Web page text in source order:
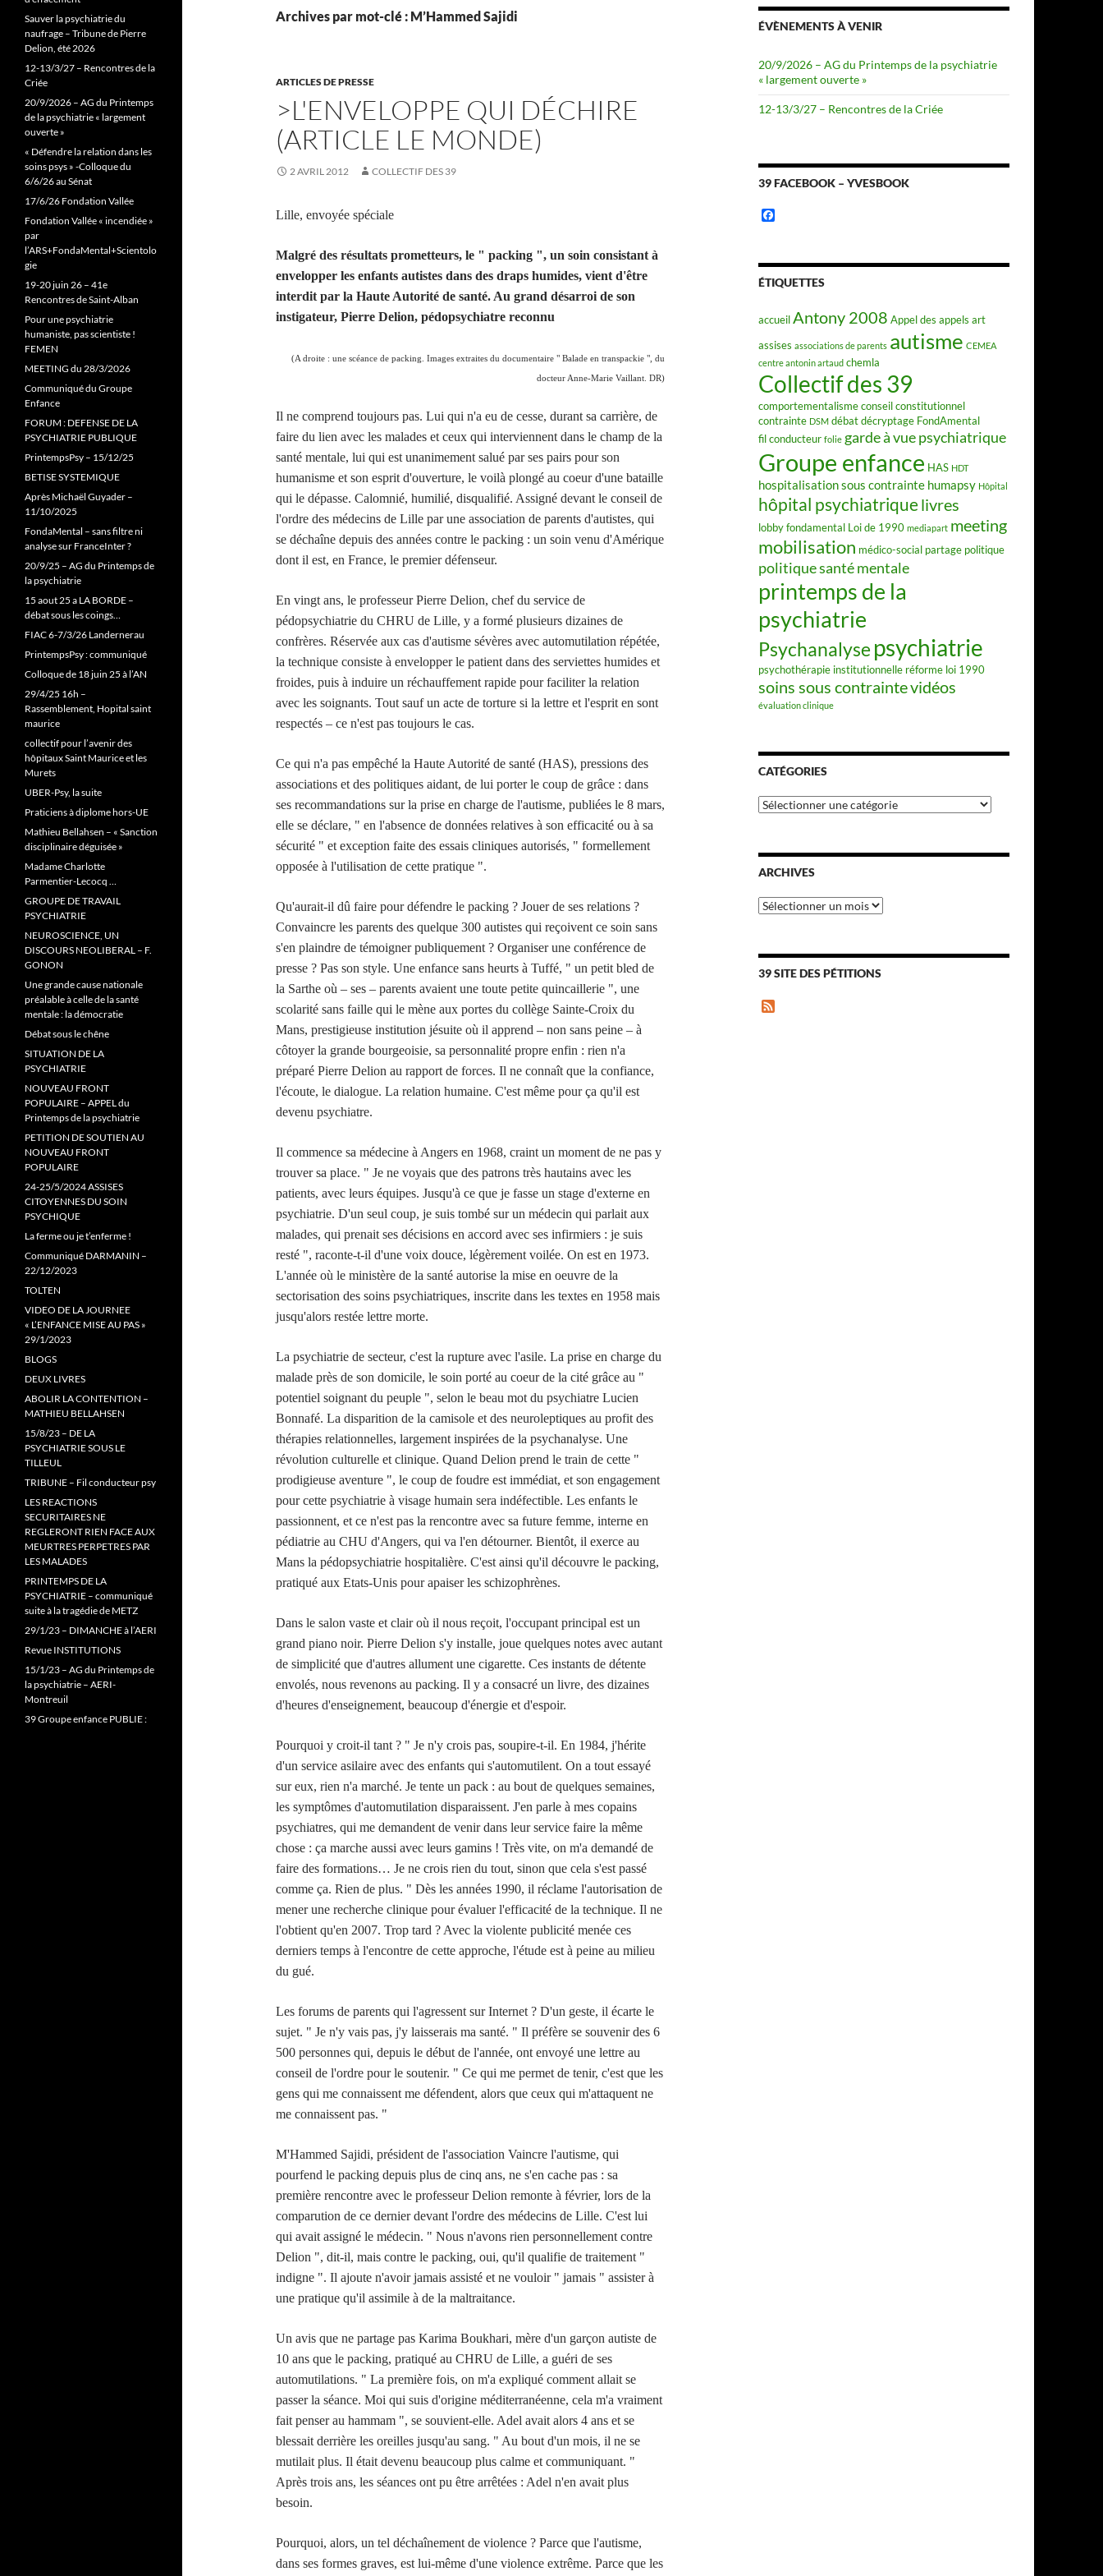
Archives par mot-clé : M’Hammed Sajidi
ARTICLES DE PRESSE
>L'ENVELOPPE QUI DÉCHIRE
(ARTICLE LE MONDE)
2 AVRIL 2012 COLLECTIF DES 39
Lille, envoyée spéciale
Malgré des résultats prometteurs, le " packing ", un soin consistant à
envelopper les enfants autistes dans des draps humides, vient d'être
interdit par la Haute Autorité de santé. Au grand désarroi de son
instigateur, Pierre Delion, pédopsychiatre reconnu
(A droite : une scéance de packing. Images extraites du documentaire " Balade en transpackie ", du
docteur Anne-Marie Vaillant. DR)
Il ne comprend toujours pas. Lui qui n'a eu de cesse, durant sa carrière, de
faire du lien avec les malades et ceux qui interviennent dans le champ de la
santé mentale, lui qui est unanimement salué par ses pairs pour son
humanisme et son esprit d'ouverture, le voilà plongé au coeur d'une bataille
qui le dépasse. Calomnié, humilié, disqualifié. Assigné devant le conseil de
l'ordre des médecins de Lille par une association de parents d'autistes, qui
se déchaîne depuis des années contre le packing : un soin venu d'Amérique
dont il est, en France, le premier défenseur.
En vingt ans, le professeur Pierre Delion, chef du service de
pédopsychiatrie du CHRU de Lille, y a formé plusieurs dizaines de
confrères. Réservée aux cas d'autisme sévères avec automutilation répétée,
la technique consiste à envelopper le patient dans des serviettes humides et
froides, puis à induire un réchauffement rapide pour faciliter la relation
avec les soignants. Tout sauf un acte de torture si la lettre et l'esprit en sont
respectés – ce n'est pas toujours le cas.
Ce qui n'a pas empêché la Haute Autorité de santé (HAS), pressions des
associations et des politiques aidant, de lui porter le coup de grâce : dans
ses recommandations sur la prise en charge de l'autisme, publiées le 8 mars,
elle se déclare, " en l'absence de données relatives à son efficacité ou à sa
sécurité " et exception faite des essais cliniques autorisés, " formellement
opposée à l'utilisation de cette pratique ".
Qu'aurait-il dû faire pour défendre le packing ? Jouer de ses relations ?
Convaincre les parents des quelque 300 autistes qui reçoivent ce soin sans
s'en plaindre de témoigner publiquement ? Organiser une conférence de
presse ? Pas son style. Une enfance sans heurts à Tuffé, " un petit bled de
la Sarthe où – ses – parents avaient une toute petite quincaillerie ", une
scolarité sans faille qui le mène aux portes du collège Sainte-Croix du
Mans, prestigieuse institution jésuite où il apprend – non sans peine – à
côtoyer la grande bourgeoisie, sa personnalité propre enfin : rien n'a
préparé Pierre Delion au rapport de forces. Il ne connaît que la confiance,
l'écoute, le dialogue. La relation humaine. C'est même pour ça qu'il est
devenu psychiatre.
Il commence sa médecine à Angers en 1968, craint un moment de ne pas y
trouver sa place. " Je ne voyais que des patrons très hautains avec les
patients, avec leurs équipes. Jusqu'à ce que je fasse un stage d'externe en
psychiatrie. D'un seul coup, je suis tombé sur un médecin qui parlait aux
malades, qui prenait ses décisions en accord avec ses infirmiers : je suis
resté ", raconte-t-il d'une voix douce, légèrement voilée. On est en 1973.
L'année où le ministère de la santé autorise la mise en oeuvre de la
sectorisation des soins psychiatriques, inscrite dans les textes en 1958 mais
jusqu'alors restée lettre morte.
La psychiatrie de secteur, c'est la rupture avec l'asile. La prise en charge du
malade près de son domicile, le soin porté au coeur de la cité grâce au "
potentiel soignant du peuple ", selon le beau mot du psychiatre Lucien
Bonnafé. La disparition de la camisole et des neuroleptiques au profit des
thérapies relationnelles, largement inspirées de la psychanalyse. Une
révolution culturelle et clinique. Quand Delion prend le train de cette "
prodigieuse aventure ", le coup de foudre est immédiat, et son engagement
pour cette psychiatrie à visage humain sera indéfectible. Les enfants le
passionnent, et ce n'est pas la rencontre avec sa future femme, interne en
pédiatrie au CHU d'Angers, qui va l'en détourner. Bientôt, il exerce au
Mans la pédopsychiatrie hospitalière. C'est ainsi qu'il découvre le packing,
pratiqué aux Etats-Unis pour apaiser les schizophrènes.
Dans le salon vaste et clair où il nous reçoit, l'occupant principal est un
grand piano noir. Pierre Delion s'y installe, joue quelques notes avec autant
de simplicité que d'autres allument une cigarette. Ces instants de détente
envolés, nous revenons au packing. Il y a consacré un livre, des dizaines
d'heures d'enseignement, beaucoup d'énergie et d'espoir.
Pourquoi y croit-il tant ? " Je n'y crois pas, soupire-t-il. En 1984, j'hérite
d'un service asilaire avec des enfants qui s'automutilent. On a tout essayé
sur eux, rien n'a marché. Je tente un pack : au bout de quelques semaines,
les symptômes d'automutilation disparaissent. J'en parle à mes copains
psychiatres, qui me demandent de venir dans leur service faire la même
chose : ça marche aussi avec leurs gamins ! Très vite, on m'a demandé de
faire des formations… Je ne crois rien du tout, sinon que cela s'est passé
comme ça. Rien de plus. " Dès les années 1990, il réclame l'autorisation de
mener une recherche clinique pour évaluer l'efficacité de la technique. Il ne
l'obtient qu'en 2007. Trop tard ? Avec la violente publicité menée ces
derniers temps à l'encontre de cette approche, l'étude est à peine au milieu
du gué.
Les forums de parents qui l'agressent sur Internet ? D'un geste, il écarte le
sujet. " Je n'y vais pas, j'y laisserais ma santé. " Il préfère se souvenir des 6
500 personnes qui, depuis le début de l'année, ont envoyé une lettre au
conseil de l'ordre pour le soutenir. " Ce qui me permet de tenir, c'est que les
gens qui me connaissent me défendent, alors que ceux qui m'attaquent ne
me connaissent pas. "
M'Hammed Sajidi, président de l'association Vaincre l'autisme, qui
pourfend le packing depuis plus de cinq ans, ne s'en cache pas : sa
première rencontre avec le professeur Delion remonte à février, lors de la
comparution de ce dernier devant l'ordre des médecins de Lille. C'est lui
qui avait assigné le médecin. " Nous n'avons rien personnellement contre
Delion ", dit-il, mais contre le packing, oui, qu'il qualifie de traitement "
indigne ". Il ajoute n'avoir jamais assisté et ne vouloir " jamais " assister à
une pratique qu'il assimile à de la maltraitance.
Un avis que ne partage pas Karima Boukhari, mère d'un garçon autiste de
10 ans que le packing, pratiqué au CHRU de Lille, a guéri de ses
automutilations. " La première fois, on m'a expliqué comment allait se
passer la séance. Moi qui suis d'origine méditerranéenne, cela m'a vraiment
fait penser au hammam ", se souvient-elle. Adel avait alors 4 ans et se
blessait derrière les oreilles jusqu'au sang. " Au bout d'un mois, il ne se
mutilait plus. Il était devenu beaucoup plus calme et communiquant. "
Après trois ans, les séances ont pu être arrêtées : Adel n'en avait plus
besoin.
Pourquoi, alors, un tel déchaînement de violence ? Parce que l'autisme,
dans ses formes graves, est lui-même d'une violence extrême. Parce que les
ÉVÈNEMENTS À VENIR
20/9/2026 – AG du Printemps de la psychiatrie
« largement ouverte »
12-13/3/27 – Rencontres de la Criée
39 FACEBOOK – YVESBOOK
b
o
ÉTIQUETTES
accueilAntony 2008 Appel des appels art
assises associations de parents autisme CEMEA
centre antonin artaud chemla
Collectif des 39
comportementalismeconseil constitutionnel
contrainte DSM débatdécryptage FondAmental
fil conducteur folie garde à vue psychiatrique
Groupe enfance HAS HDT
hospitalisation sous contrainte humapsy Hôpital
hôpital psychiatriquelivres
lobby fondamental Loi de 1990 mediapart meeting
mobilisation médico-social partage politique
politique santé mentale
printemps de la
psychiatrie
Psychanalyse psychiatrie
psychothérapie institutionnelle réforme loi 1990
soins sous contraintevidéos
évaluation clinique
CATÉGORIES
Catégories
ARCHIVES
Archives
39 SITE DES PÉTITIONS
Sauver la psychiatrie du
naufrage – Tribune de Pierre
Delion, été 2026
12-13/3/27 – Rencontres de la
Criée
20/9/2026 – AG du Printemps
de la psychiatrie « largement
ouverte »
« Défendre la relation dans les
soins psys » -Colloque du
6/6/26 au Sénat
17/6/26 Fondation Vallée
Fondation Vallée « incendiée »
par
l’ARS+FondaMental+Scientolo
gie
19-20 juin 26 – 41e
Rencontres de Saint-Alban
Pour une psychiatrie
humaniste, pas scientiste !
FEMEN
MEETING du 28/3/2026
Communiqué du Groupe
Enfance
FORUM : DEFENSE DE LA
PSYCHIATRIE PUBLIQUE
PrintempsPsy – 15/12/25
BETISE SYSTEMIQUE
Après Michaël Guyader –
11/10/2025
FondaMental – sans filtre ni
analyse sur FranceInter ?
20/9/25 – AG du Printemps de
la psychiatrie
15 aout 25 a LA BORDE –
débat sous les coings…
FIAC 6-7/3/26 Landernerau
PrintempsPsy : communiqué
Colloque de 18 juin 25 à l’AN
29/4/25 16h –
Rassemblement, Hopital saint
maurice
collectif pour l’avenir des
hôpitaux Saint Maurice et les
Murets
UBER-Psy, la suite
Praticiens à diplome hors-UE
Mathieu Bellahsen – « Sanction
disciplinaire déguisée »
Madame Charlotte
Parmentier-Lecocq …
GROUPE DE TRAVAIL
PSYCHIATRIE
NEUROSCIENCE, UN
DISCOURS NEOLIBERAL – F.
GONON
Une grande cause nationale
préalable à celle de la santé
mentale : la démocratie
Débat sous le chêne
SITUATION DE LA
PSYCHIATRIE
NOUVEAU FRONT
POPULAIRE – APPEL du
Printemps de la psychiatrie
PETITION DE SOUTIEN AU
NOUVEAU FRONT
POPULAIRE
24-25/5/2024 ASSISES
CITOYENNES DU SOIN
PSYCHIQUE
La ferme ou je t’enferme !
Communiqué DARMANIN –
22/12/2023
TOLTEN
VIDEO DE LA JOURNEE
« L’ENFANCE MISE AU PAS »
29/1/2023
BLOGS
DEUX LIVRES
ABOLIR LA CONTENTION –
MATHIEU BELLAHSEN
15/8/23 – DE LA
PSYCHIATRIE SOUS LE
TILLEUL
TRIBUNE – Fil conducteur psy
LES REACTIONS
SECURITAIRES NE
REGLERONT RIEN FACE AUX
MEURTRES PERPETRES PAR
LES MALADES
PRINTEMPS DE LA
PSYCHIATRIE – communiqué
suite à la tragédie de METZ
29/1/23 – DIMANCHE à l’AERI
Revue INSTITUTIONS
15/1/23 – AG du Printemps de
la psychiatrie – AERI-
Montreuil
39 Groupe enfance PUBLIE :